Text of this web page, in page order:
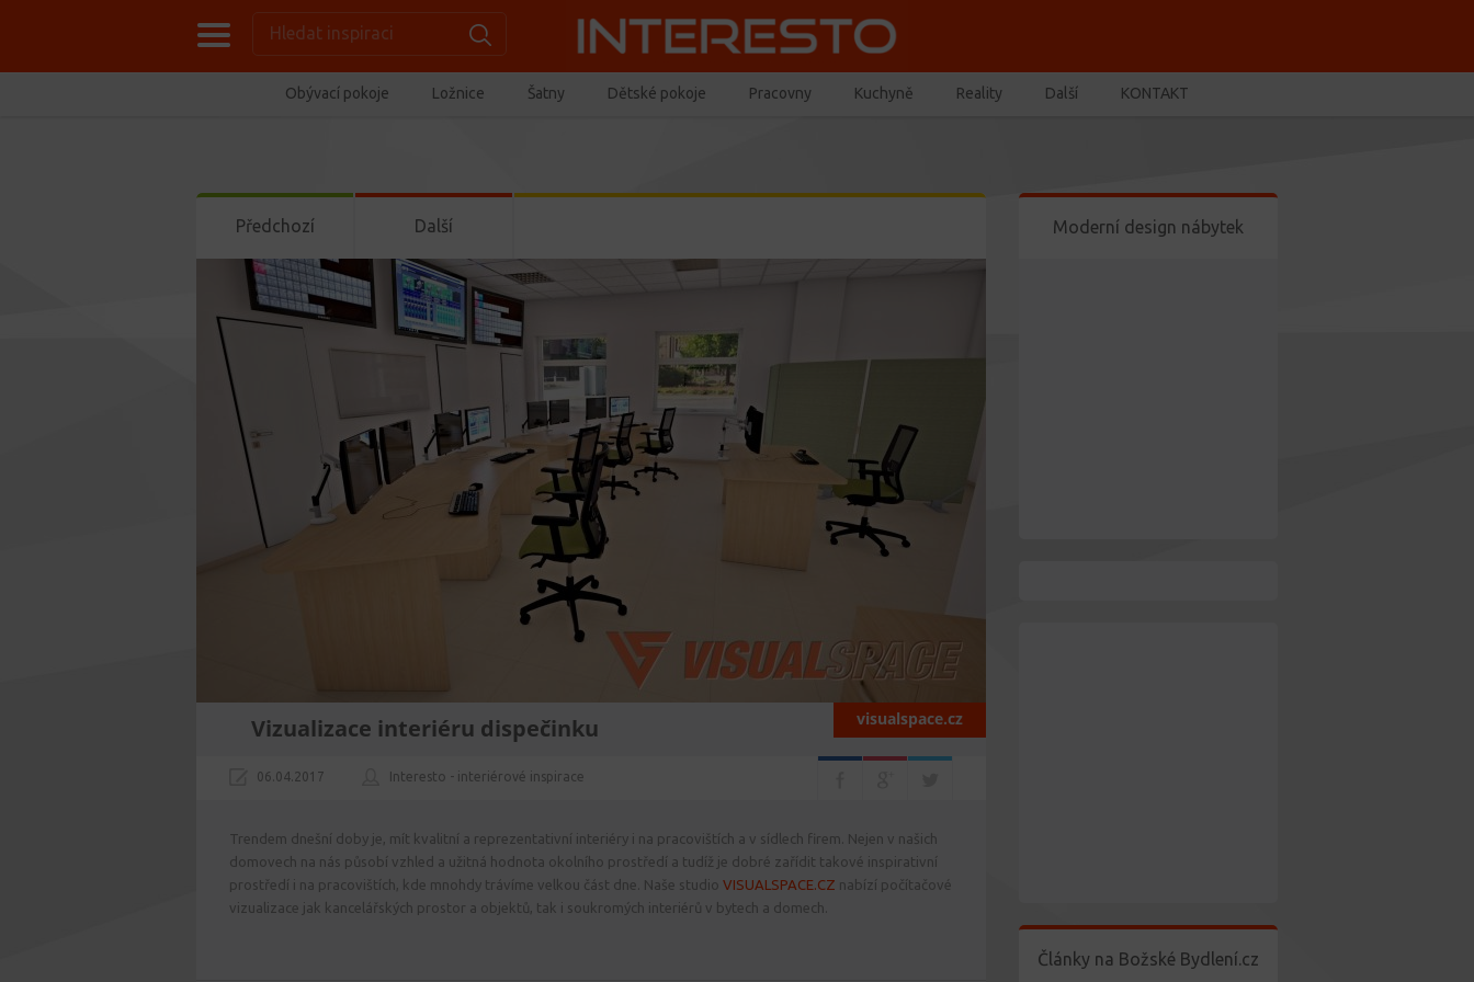
Obývací pokoje Ložnice Šatny Dětské pokoje Pracovny Kuchyně Reality Další KONTAKT
Předchozí Další
visualspace.cz
Vizualizace interiéru dispečinku
06.04.2017 Interesto - interiérové inspirace
Trendem dnešní doby je, mít kvalitní a reprezentativní interiéry i na pracovištích a v sídlech firem. Nejen v našich
domovech na nás působí vzhled a užitná hodnota okolního prostředí a tudíž je dobré zařídit takové inspirativní
prostředí i na pracovištích, kde mnohdy trávíme velkou část dne. Naše studio VISUALSPACE.CZ nabízí počítačové
vizualizace jak kancelářských prostor a objektů, tak i soukromých interiérů v bytech a domech.
Moderní design nábytek
Články na Božské Bydlení.cz